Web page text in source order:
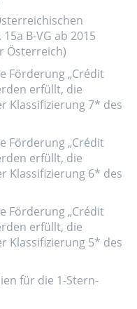
B-VG ab 2015
Österreich)
Förderung „Crédit
erfüllt, die
Klassifizierung 7* des
Förderung „Crédit
erfüllt, die
Klassifizierung 6* des
Förderung „Crédit
erfüllt, die
Klassifizierung 5* des
für die 1-Stern-